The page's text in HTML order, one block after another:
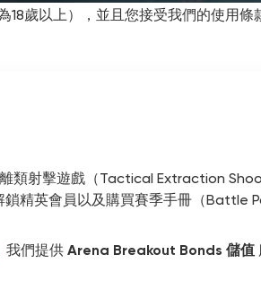
歲以上），並且您接受我們的使用條
類射擊遊戲（Tactical Extraction
精英會員以及購買賽季手冊（Battle
我們提供 Arena Breakout Bonds 儲值